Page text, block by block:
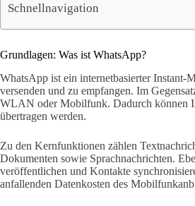
Schnellnavigation
Grundlagen: Was ist WhatsApp?
WhatsApp ist ein internetbasierter Instant-
versenden und zu empfangen. Im
WLAN oder Mobilfunk. Dadurch können
übertragen werden.
Zu den Kernfunktionen zählen
Dokumenten sowie Sprachnachrichten.
veröffentlichen und Kontakte
anfallenden Datenkosten des